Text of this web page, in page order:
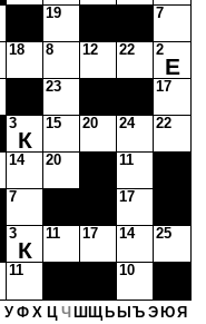
19 7
18 8 12 22 2
Е
23 17
3
К
15 20 24 22
14 20 11
7 17
3
К
11 17 14 25
11 10
У Ф Х Ц Ч Ш Щ Ь Ы Ъ Э ЮЯ